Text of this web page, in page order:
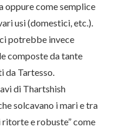
oppure come semplice
usi (domestici, etc.).
potrebbe invece
composte da tante
da Tartesso.
di Thartshish
solcavano i mari e tra
e robuste” come